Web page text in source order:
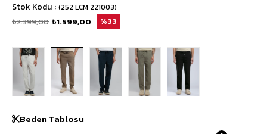
Stok Kodu (252 LCM 221003)
₺2.399,00 ₺1.599,00 33
Beden Tablosu